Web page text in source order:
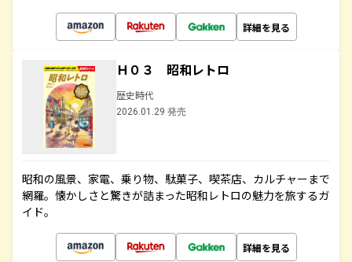
詳細を見る
Ｈ０３ 昭和レトロ
歴史時代
2026.01.29 発売
昭和の風景、家電、乗り物、駄菓子、喫茶店、カルチャーまで
網羅。懐かしさと驚きが詰まった昭和レトロの魅力を旅するガ
イド。
詳細を見る